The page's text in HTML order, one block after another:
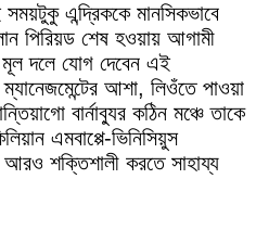
এন্দ্রিককে মানসিকভাবে
পিরিয়ড শেষ হওয়ায় আগামী
মূল দলে যোগ দেবেন এই
আশা, লিওঁতে পাওয়া
বার্নাব্যুর কঠিন মঞ্চে তাকে
এমবাপ্পে-ভিনিসিয়ুস
শক্তিশালী করতে সাহায্য